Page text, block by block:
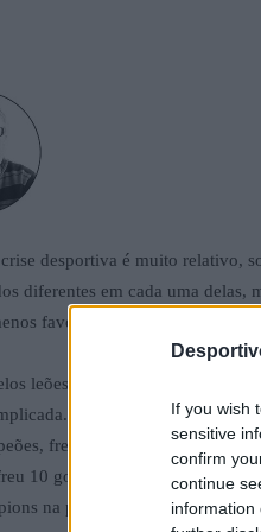
If you wish
sensitive
confirm
continue
information
desportiva é muito relativo,
diferentes em cada uma delas,
favorável nesta altura.
leões a derrota no Bessa
A turma de Rúben
frente a Eintracht Frankfurt
10 golos na Liga, está cada
na próxima época, pelo que